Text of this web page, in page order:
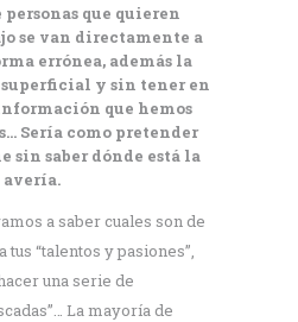
que quieren
se van directamente a
errónea, además la
y sin tener en
que hemos
Sería como pretender
sin saber dónde está la
avería.
a saber cuales son de
“talentos y pasiones”,
una serie de
La mayoría de